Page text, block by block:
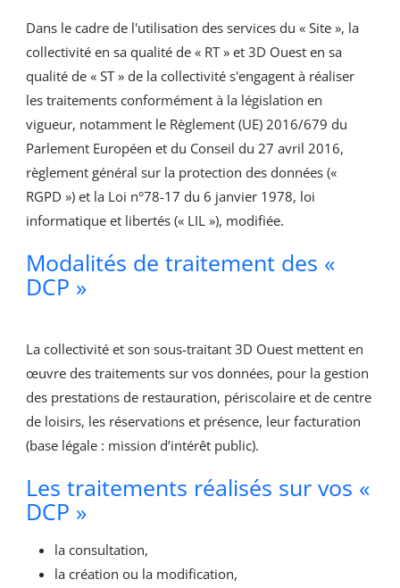
Dans le cadre de l'utilisation des services du « Site », la
collectivité en sa qualité de « RT » et 3D Ouest en sa
qualité de « ST » de la collectivité s'engagent à réaliser
les traitements conformément à la législation en
vigueur, notamment le Règlement (UE) 2016/679 du
Parlement Européen et du Conseil du 27 avril 2016,
règlement général sur la protection des données («
RGPD ») et la Loi n°78-17 du 6 janvier 1978, loi
informatique et libertés (« LIL »), modifiée.
Modalités de traitement des «
DCP »
La collectivité et son sous-traitant 3D Ouest mettent en
œuvre des traitements sur vos données, pour la gestion
des prestations de restauration, périscolaire et de centre
de loisirs, les réservations et présence, leur facturation
(base légale : mission d’intérêt public).
Les traitements réalisés sur vos «
DCP »
la consultation,
la création ou la modification,